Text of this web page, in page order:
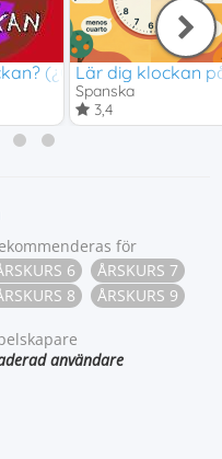
och femininum
(¿Qué hora es?)
Lär dig klockan
Spanska
3,4
för
6
ÅRSKURS 7
8
ÅRSKURS 9
användare